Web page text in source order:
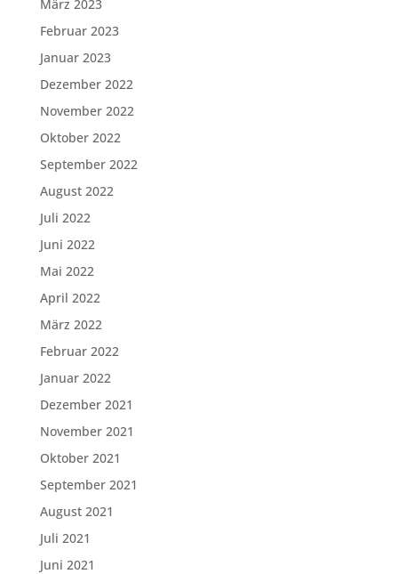
März 2023
Februar 2023
Januar 2023
Dezember 2022
November 2022
Oktober 2022
September 2022
August 2022
Juli 2022
Juni 2022
Mai 2022
April 2022
März 2022
Februar 2022
Januar 2022
Dezember 2021
November 2021
Oktober 2021
September 2021
August 2021
Juli 2021
Juni 2021